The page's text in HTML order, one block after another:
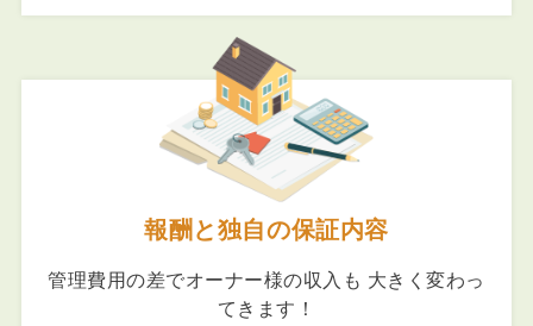
報酬と独自の保証内容
管理費用の差でオーナー様の収入も 大きく変わっ
てきます！